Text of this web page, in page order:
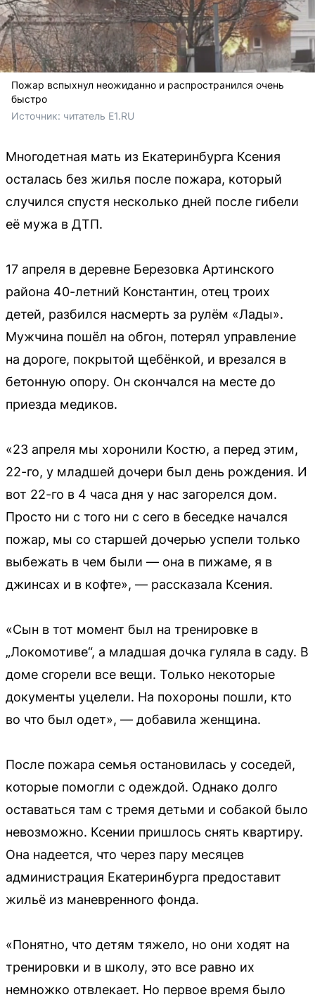
Пожар вспыхнул неожиданно и распространился очень
быстро
Источник: читатель E1.RU
Многодетная мать из Екатеринбурга Ксения
осталась без жилья после пожара, который
случился спустя несколько дней после гибели
её мужа в ДТП.
17 апреля в деревне Березовка Артинского
района 40-летний Константин, отец троих
детей, разбился насмерть за рулём «Лады».
Мужчина пошёл на обгон, потерял управление
на дороге, покрытой щебёнкой, и врезался в
бетонную опору. Он скончался на месте до
приезда медиков.
«23 апреля мы хоронили Костю, а перед этим,
22-го, у младшей дочери был день рождения. И
вот 22-го в 4 часа дня у нас загорелся дом.
Просто ни с того ни с сего в беседке начался
пожар, мы со старшей дочерью успели только
выбежать в чем были — она в пижаме, я в
джинсах и в кофте», — рассказала Ксения.
«Сын в тот момент был на тренировке в
„Локомотиве“, а младшая дочка гуляла в саду. В
доме сгорели все вещи. Только некоторые
документы уцелели. На похороны пошли, кто
во что был одет», — добавила женщина.
После пожара семья остановилась у соседей,
которые помогли с одеждой. Однако долго
оставаться там с тремя детьми и собакой было
невозможно. Ксении пришлось снять квартиру.
Она надеется, что через пару месяцев
администрация Екатеринбурга предоставит
жильё из маневренного фонда.
«Понятно, что детям тяжело, но они ходят на
тренировки и в школу, это все равно их
немножко отвлекает. Но первое время было